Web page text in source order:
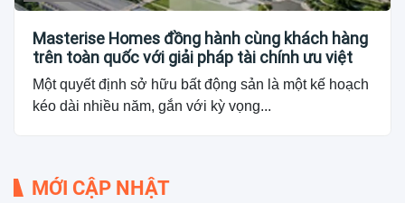
Masterise Homes đồng hành cùng khách hàng
trên toàn quốc với giải pháp tài chính ưu việt
Một quyết định sở hữu bất động sản là một kế hoạch
kéo dài nhiều năm, gắn với kỳ vọng...
MỚI CẬP NHẬT